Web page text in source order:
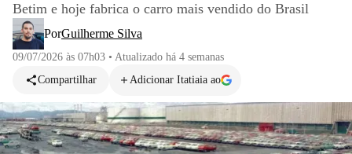
Betim e hoje fabrica o carro mais vendido do Brasil
PorGuilherme Silva
09/07/2026 às 07h03 • Atualizado há 4 semanas
Compartilhar
Adicionar Itatiaia ao